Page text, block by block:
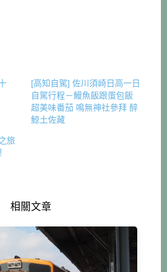
[高知自駕] 佐川須崎日高一日
自駕行程－鰻魚飯跟蛋包飯
超美味番茄 鳴無神社參拜 醉
鯨土佐藏
旅
相關文章